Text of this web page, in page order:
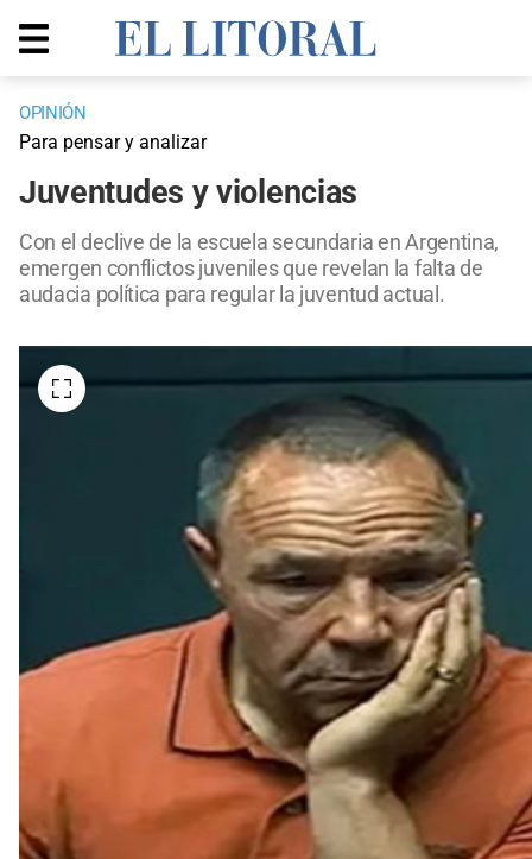
OPINIÓN
Para pensar y analizar
Juventudes y violencias
Con el declive de la escuela secundaria en Argentina,
emergen conflictos juveniles que revelan la falta de
audacia política para regular la juventud actual.